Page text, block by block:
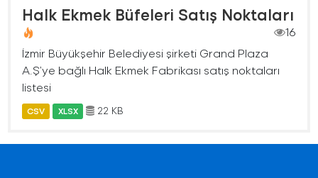
Halk Ekmek Büfeleri Satış Noktaları
16
İzmir Büyükşehir Belediyesi şirketi Grand Plaza
A.Ş’ye bağlı Halk Ekmek Fabrikası satış noktaları
listesi
CSV XLSX 22 KB